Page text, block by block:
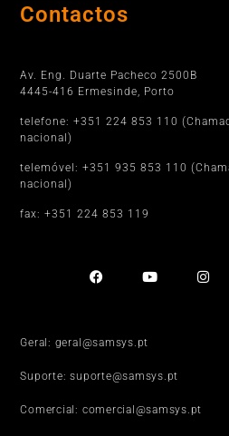
Contactos
Av. Eng. Duarte Pacheco 2500B
4445-416 Ermesinde, Porto
telefone: +351 224 853 110
nacional)
telemóvel: +351 935 853 110
nacional)
fax: +351 224 853 119
Geral: geral@samsys.pt
Suporte: suporte@samsys.pt
Comercial: comercial@samsys.pt